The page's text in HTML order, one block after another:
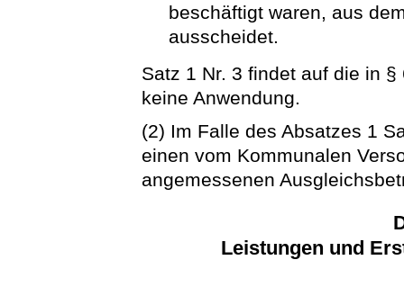
beschäftigt waren, aus
ausscheidet.
Satz 1 Nr. 3 findet auf die in
keine Anwendung.
(2) Im Falle des Absatzes 1
einen vom Kommunalen
angemessenen
Leistungen und